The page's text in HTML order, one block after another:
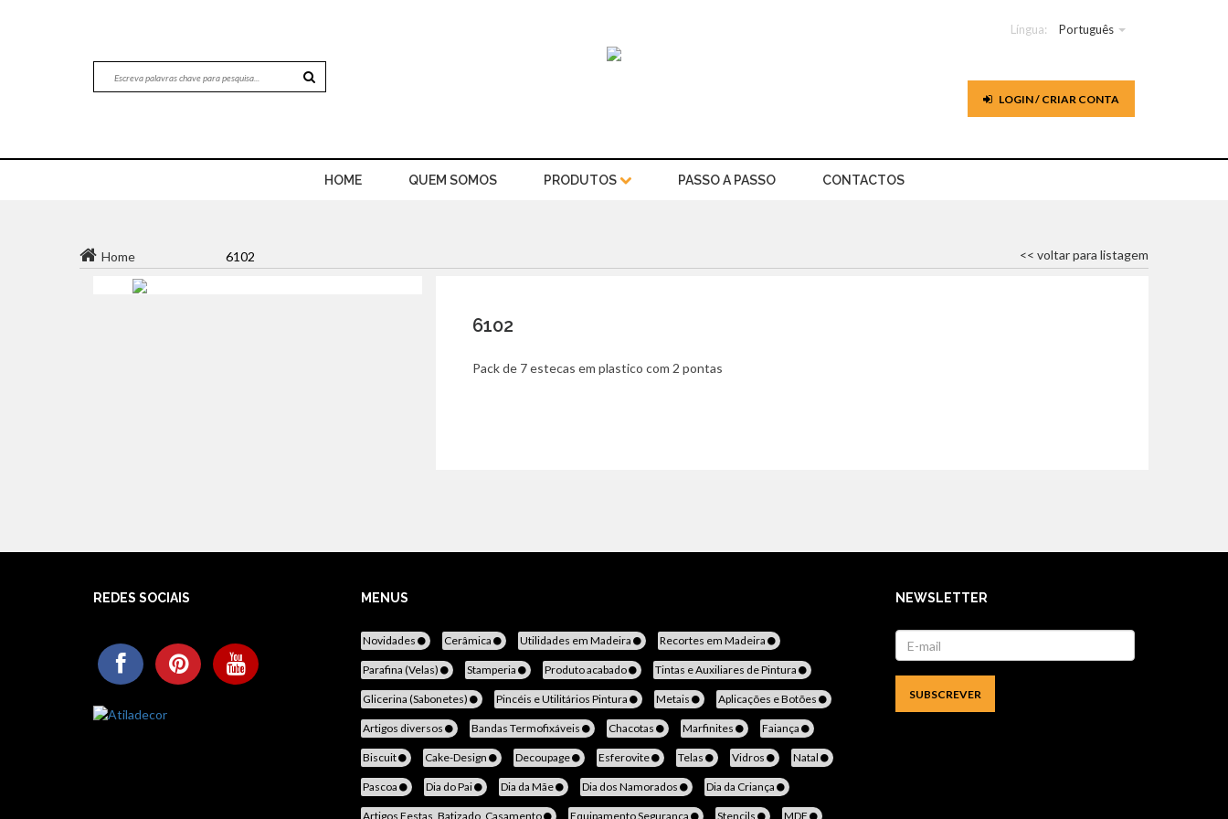
Língua: Português
LOGIN / CRIAR CONTA
HOME QUEM SOMOS PRODUTOS PASSO A PASSO CONTACTOS
Home 6102 << voltar para listagem
6102
Pack de 7 estecas em plastico com 2 pontas
REDES SOCIAIS MENUS
Novidades Cerâmica Utilidades em Madeira Recortes em Madeira
Parafina (Velas) Stamperia Produto acabado Tintas e Auxiliares de Pintura
Glicerina (Sabonetes) Pincéis e Utilitários Pintura Metais Aplicações e Botões
Artigos diversos Bandas Termofixáveis Chacotas Marfinites Faiança
Biscuit Cake-Design Decoupage Esferovite Telas Vidros Natal
Pascoa Dia do Pai Dia da Mãe Dia dos Namorados Dia da Criança
Artigos Festas, Batizado, Casamento Equipamento Segurança Stencils MDF
NEWSLETTER